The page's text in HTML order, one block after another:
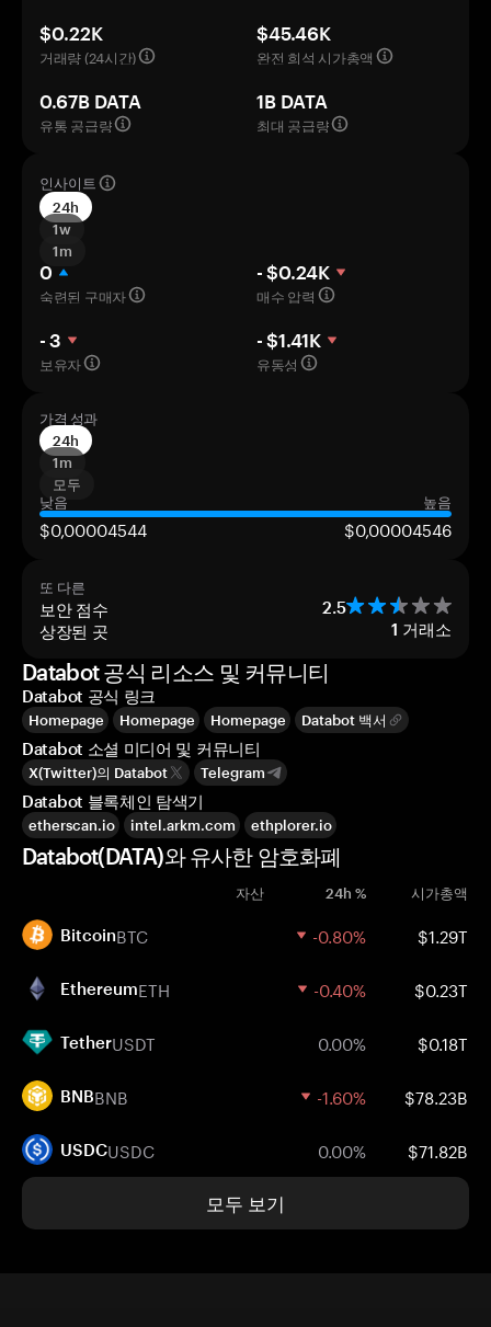
$0.22K
거래량 (24시간)
$45.46K
완전 희석 시가총액
0.67B DATA
유통 공급량
1B DATA
최대 공급량
인사이트
24h
1w
1m
0
숙련된 구매자
- $0.24K
매수 압력
- 3
보유자
- $1.41K
유동성
가격 성과
24h
1m
모두
낮음
높음
$0,00004544 $0,00004546
또 다른
보안 점수 2.5
상장된 곳 1 거래소
Databot 공식 리소스 및 커뮤니티
Databot 공식 링크
Homepage Homepage Homepage Databot 백서
Databot 소셜 미디어 및 커뮤니티
X(Twitter)의 Databot Telegram
Databot 블록체인 탐색기
etherscan.io intel.arkm.com ethplorer.io
Databot(DATA)와 유사한 암호화폐
자산 24h % 시가총액
BitcoinBTC -0.80% $1.29T
EthereumETH -0.40% $0.23T
TetherUSDT 0.00% $0.18T
BNBBNB -1.60% $78.23B
USDCUSDC 0.00% $71.82B
모두 보기